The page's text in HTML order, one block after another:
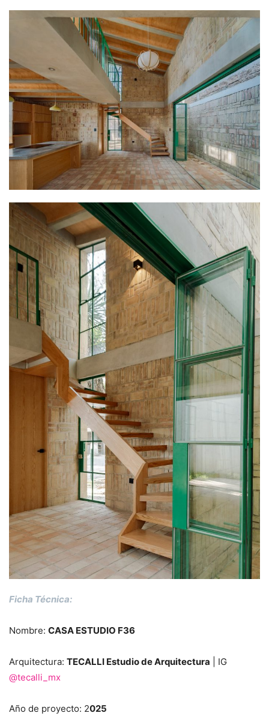
Ficha Técnica:
Nombre: CASA ESTUDIO F36
Arquitectura: TECALLI Estudio de Arquitectura | IG
@tecalli_mx
Año de proyecto: 2025